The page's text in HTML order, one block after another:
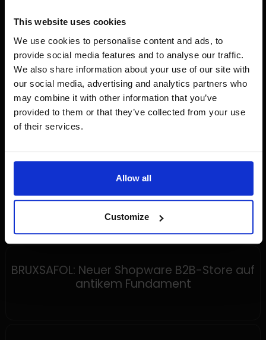
This website uses cookies
We use cookies to personalise content and ads, to
provide social media features and to analyse our traffic.
We also share information about your use of our site with
our social media, advertising and analytics partners who
may combine it with other information that you’ve
provided to them or that they’ve collected from your use
of their services.
Allow all
Customize
Die Navigation auf der Website wird durch klare
Kategorien erleichtert.
Für jede Kategorieseite wurde ein großes Foto aus der
Sammlung des Museums verwendet, um das Gefühl zu
vermitteln, sich im Museum zu befinden. Auf der
Produktkarte werden neben den Grundbeschreibungen
auch Lagerbestände und Lieferzeiten angezeigt.
BRUXSAFOL: Neuer Shopware B2B-Store auf
antikem Fundament